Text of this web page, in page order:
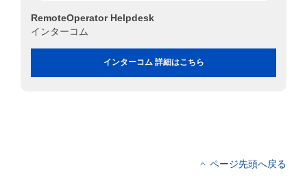
RemoteOperator Helpdesk
インターコム
インターコム 詳細はこちら
ページ先頭へ戻る